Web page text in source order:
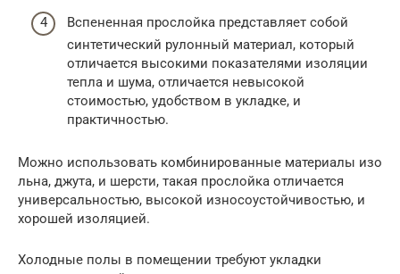
Вспененная прослойка представляет собой
синтетический рулонный материал, который
отличается высокими показателями изоляции
тепла и шума, отличается невысокой
стоимостью, удобством в укладке, и
практичностью.
Можно использовать комбинированные материалы изо
льна, джута, и шерсти, такая прослойка отличается
универсальностью, высокой износоустойчивостью, и
хорошей изоляцией.
Холодные полы в помещении требуют укладки